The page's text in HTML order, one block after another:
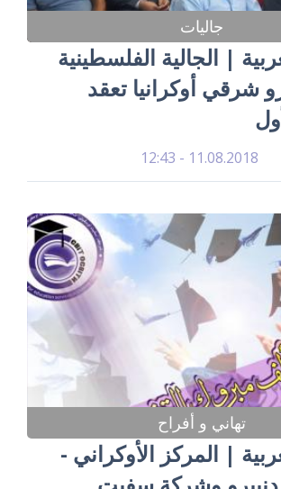
جاليات
| الجالية الفلسطينية
شرقي أوكرانيا تعقد
11.08.2018 - 12:43
تهاني و أفراح
| المركز الأوكراني -